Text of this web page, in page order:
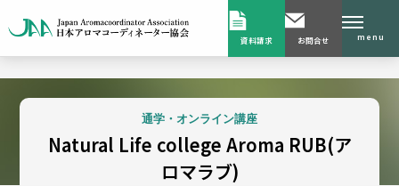
資料請求 お問合せ menu
通学・オンライン講座
Natural Life college Aroma RUB(ア
ロマラブ)